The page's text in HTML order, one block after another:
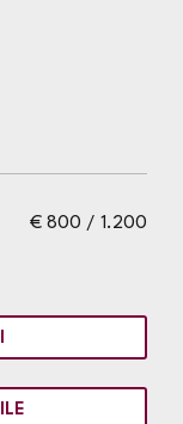
€ 800 / 1.200